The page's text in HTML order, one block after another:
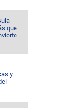
que
y